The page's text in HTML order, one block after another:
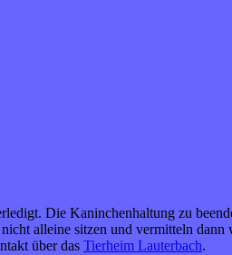
Die Kaninchenhaltung zu
alleine sitzen und vermitteln
über das Tierheim Lauterbach.